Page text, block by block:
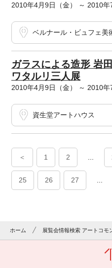
2010年4月9日（金） ～ 2010年
ベルナール・ビュフェ美
ガラスによる造形 岩
ワタルリ三人展
2010年4月9日（金） ～ 2010年
資生堂アートハウス
＜ 1 2
25 26 27
ホーム 展覧会情報検索 アートコモ